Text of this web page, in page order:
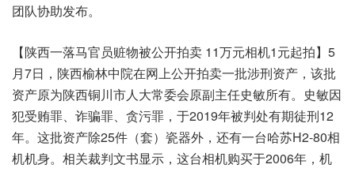
团队协助发布。
【陕西一落马官员赃物被公开拍卖 11万元相机1元起拍】5
月7日，陕西榆林中院在网上公开拍卖一批涉刑资产，该批
资产原为陕西铜川市人大常委会原副主任史敏所有。史敏因
犯受贿罪、诈骗罪、贪污罪，于2019年被判处有期徒刑12
年。这批资产除25件（套）瓷器外，还有一台哈苏H2-80相
机机身。相关裁判文书显示，这台相机购买于2006年，机